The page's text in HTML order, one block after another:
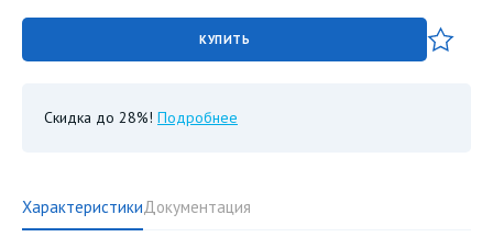
КУПИТЬ
Скидка до 28%! Подробнее
ХарактеристикиДокументация